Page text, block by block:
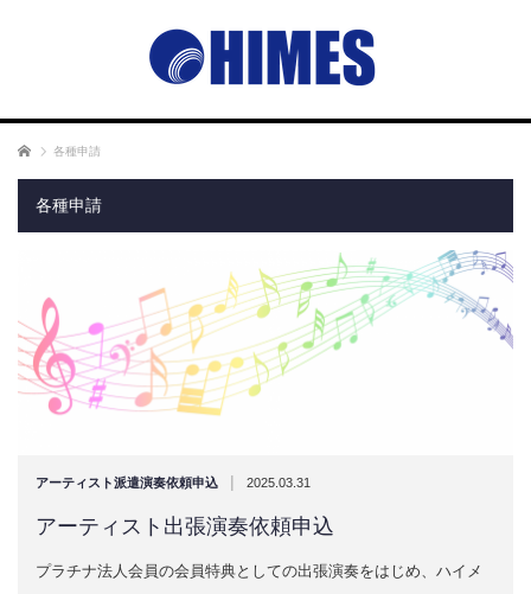
ホーム 各種申請
各種申請
アーティスト派遣演奏依頼申込 | 2025.03.31
アーティスト出張演奏依頼申込
プラチナ法人会員の会員特典としての出張演奏をはじめ、ハイメ